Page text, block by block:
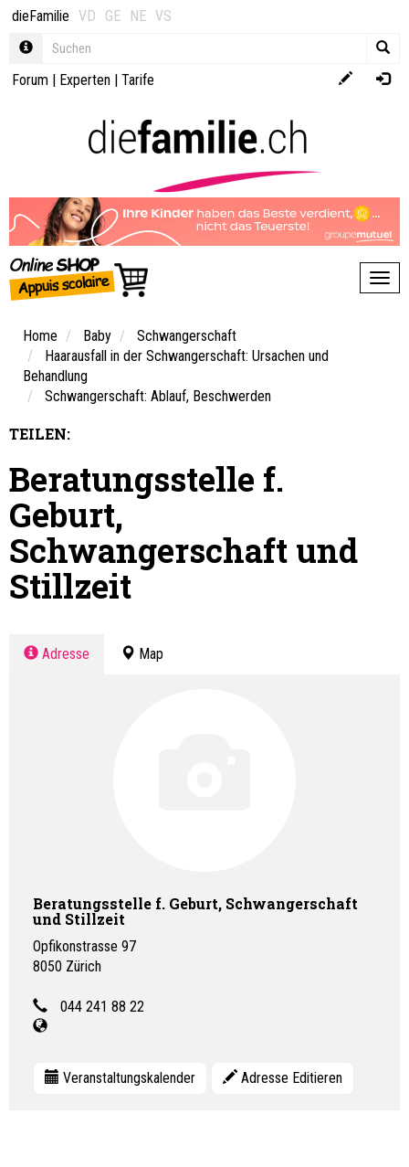
dieFamilie VD GE NE VS
Forum | Experten | Tarife
Home Baby
Schwangerschaft
Haarausfall in der Schwangerschaft: Ursachen und
Behandlung
Schwangerschaft: Ablauf, Beschwerden
TEILEN:
Beratungsstelle f.
Geburt,
Schwangerschaft und
Stillzeit
Adresse Map
Beratungsstelle f. Geburt, Schwangerschaft
und Stillzeit
Opfikonstrasse 97
8050 Zürich
044 241 88 22
Veranstaltungskalender Adresse Editieren